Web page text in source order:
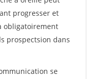
progresser et
obligatoirement
prospectsion dans
se